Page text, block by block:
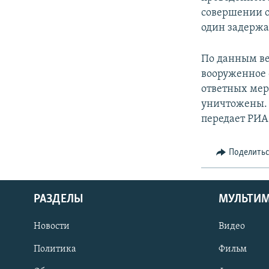
совершении
один
По данным
вооруженное
ответных
уничтожены.
передает
РАЗДЕЛЫ
Новости
Политика
Видео
Фильм